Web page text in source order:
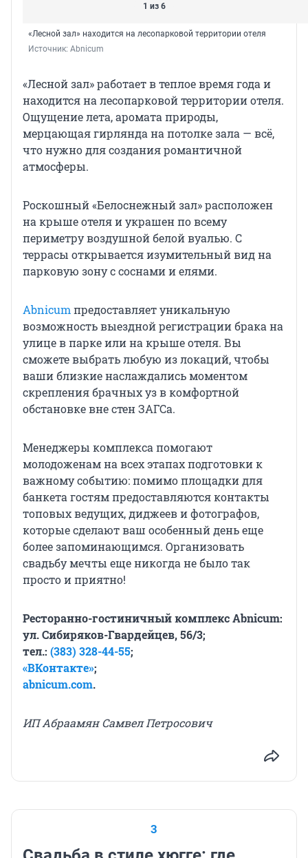
1 из 6
«Лесной зал» находится на лесопарковой территории отеля
Источник: Abnicum
«Лесной зал» работает в теплое время года и
находится на лесопарковой территории отеля.
Ощущение лета, аромата природы,
мерцающая гирлянда на потолке зала — всё,
что нужно для создания романтичной
атмосферы.
Роскошный «Белоснежный зал» расположен
на крыше отеля и украшен по всему
периметру воздушной белой вуалью. С
террасы открывается изумительный вид на
парковую зону с соснами и елями.
Abnicum предоставляет уникальную
возможность выездной регистрации брака на
улице в парке или на крыше отеля. Вы
сможете выбрать любую из локаций, чтобы
ваши близкие наслаждались моментом
скрепления брачных уз в комфортной
обстановке вне стен ЗАГСа.
Менеджеры комплекса помогают
молодоженам на всех этапах подготовки к
важному событию: помимо площадки для
банкета гостям предоставляются контакты
топовых ведущих, диджеев и фотографов,
которые сделают ваш особенный день еще
более запоминающимся. Организовать
свадьбу мечты еще никогда не было так
просто и приятно!
Ресторанно-гостиничный комплекс Abnicum:
ул. Сибиряков-Гвардейцев, 56/3;
тел.: (383) 328-44-55;
«ВКонтакте»;
abnicum.com.
ИП Абраамян Самвел Петросович
3